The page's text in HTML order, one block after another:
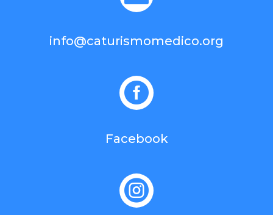
info@caturismomedico.org

Facebook
